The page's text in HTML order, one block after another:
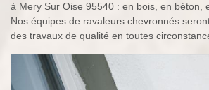
à Mery Sur Oise 95540 : en bois, en béton,
Nos équipes de ravaleurs chevronnés
des travaux de qualité en toutes